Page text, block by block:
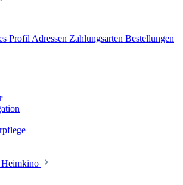
Profil Adressen Zahlungsarten Bestellungen